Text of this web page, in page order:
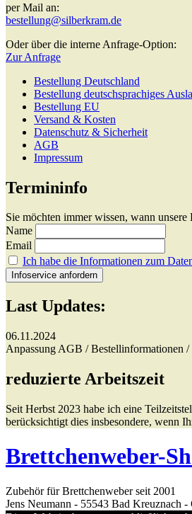
per Mail an:
bestellung@silberkram.de
Oder über die interne Anfrage-Option:
Zur Anfrage
Bestellung Deutschland
Bestellung deutschsprachiges
Bestellung EU
Versand & Kosten
Datenschutz & Sicherheit
AGB
Impressum
Termininfo
Sie möchten immer wissen, wann unsere
Name
Email
Ich habe die Informationen zum
Last Updates:
06.11.2024
Anpassung AGB / Bestellinformationen
reduzierte Arbeitszeit
Seit Herbst 2023 habe ich eine
berücksichtigt dies insbesondere, wenn
Brettchenweber-
Zubehör für Brettchenweber seit 2001
Jens Neumann - 55543 Bad Kreuznach -